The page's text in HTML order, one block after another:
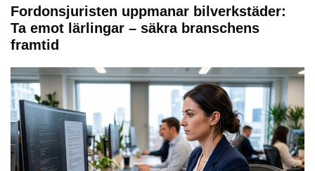
Fordonsjuristen uppmanar bilverkstäder:
Ta emot lärlingar – säkra branschens
framtid